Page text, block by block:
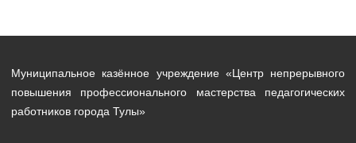
Муниципальное казённое учреждение «Центр непрерывного
повышения профессионального мастерства педагогических
работников города Тулы»